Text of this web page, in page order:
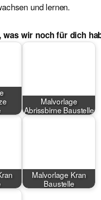
und lernen.
was wir noch für dich
Malvorlage
Abrissbirne Baustelle
Malvorlage Kran
Baustelle